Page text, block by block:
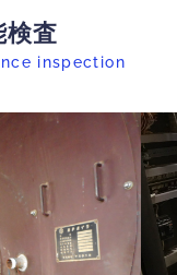
査
inspection